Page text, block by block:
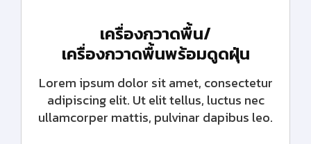
เครื่องกวาดพื้น/
เครื่องกวาดพื้นพร้อมดูดฝุ่น
Lorem ipsum dolor sit amet, consectetur
adipiscing elit. Ut elit tellus, luctus nec
ullamcorper mattis, pulvinar dapibus leo.